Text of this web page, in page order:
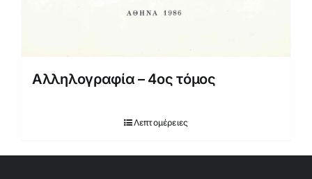
Αλληλογραφία – 4ος τόμος
Λεπτομέρειες